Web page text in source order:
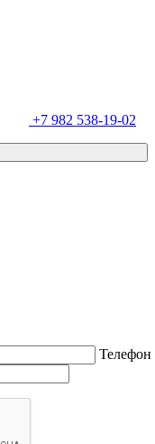
+7 982 538-19-02
Телефон